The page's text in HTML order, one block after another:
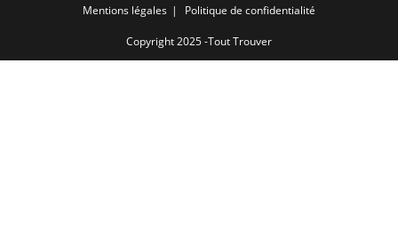
Mentions légales Politique de confidentialité
Copyright 2025 -Tout Trouver